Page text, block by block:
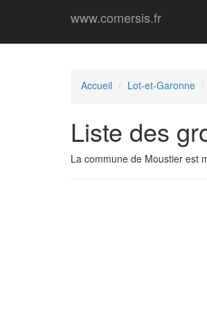
www.comersis.fr
Accueil Lot-et-Garonne
Liste des
La commune de Moustier est